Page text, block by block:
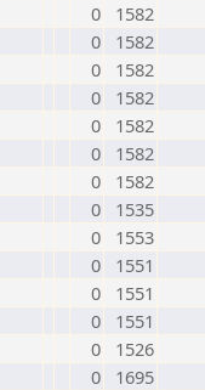
0
1582
0
1582
0
1582
0
1582
0
1582
0
1582
0
1582
0
1535
0
1553
0
1551
0
1551
0
1551
0
1526
0
1695